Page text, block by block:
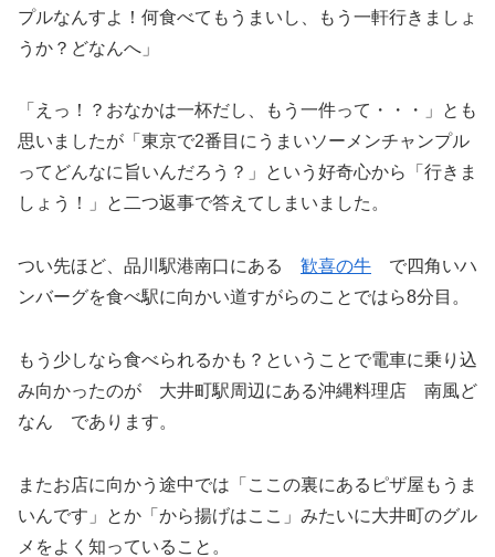
プルなんすよ！何食べてもうまいし、もう一軒行きましょ
うか？どなんへ」
「えっ！？おなかは一杯だし、もう一件って・・・」とも
思いましたが「東京で2番目にうまいソーメンチャンプル
ってどんなに旨いんだろう？」という好奇心から「行きま
しょう！」と二つ返事で答えてしまいました。
つい先ほど、品川駅港南口にある 歓喜の牛 で四角いハ
ンバーグを食べ駅に向かい道すがらのことではら8分目。
もう少しなら食べられるかも？ということで電車に乗り込
み向かったのが 大井町駅周辺にある沖縄料理店 南風ど
なん であります。
またお店に向かう途中では「ここの裏にあるピザ屋もうま
いんです」とか「から揚げはここ」みたいに大井町のグル
メをよく知っていること。